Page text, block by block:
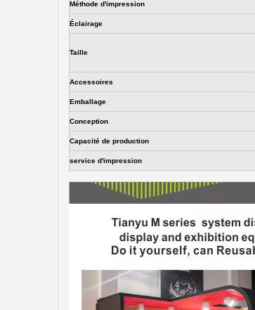
Méthode d'impression
Éclairage
Taille
Accessoires
Emballage
Conception
Capacité de production
service d'impression